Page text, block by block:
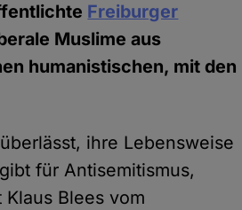
Freiburger
Muslime aus
humanistischen, mit den
ihre Lebensweise
für Antisemitismus,
Blees vom